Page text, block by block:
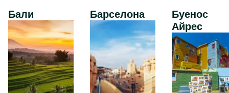
Бали Барселона
Буенос
Айрес